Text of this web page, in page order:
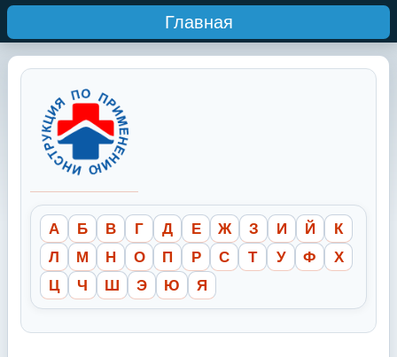
Главная
А Б В Г Д Е Ж З И Й
К
Л
М Н О П Р С Т У Ф
Х
Ц
Ч Ш Э Ю Я